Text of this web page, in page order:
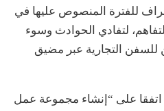
للفترة المنصوص عليها في
لتفادي الحوادث وسوء
للسفن التجارية عبر مضيق
اتفقا على “إنشاء مجموعة عمل